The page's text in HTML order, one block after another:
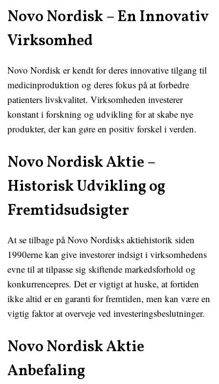
Novo Nordisk – En Innovativ
Virksomhed
Novo Nordisk er kendt for deres innovative tilgang til
medicinproduktion og deres fokus på at forbedre
patienters livskvalitet. Virksomheden investerer
konstant i forskning og udvikling for at skabe nye
produkter, der kan gøre en positiv forskel i verden.
Novo Nordisk Aktie –
Historisk Udvikling og
Fremtidsudsigter
At se tilbage på Novo Nordisks aktiehistorik siden
1990erne kan give investorer indsigt i virksomhedens
evne til at tilpasse sig skiftende markedsforhold og
konkurrencepres. Det er vigtigt at huske, at fortiden
ikke altid er en garanti for fremtiden, men kan være en
vigtig faktor at overveje ved investeringsbeslutninger.
Novo Nordisk Aktie
Anbefaling